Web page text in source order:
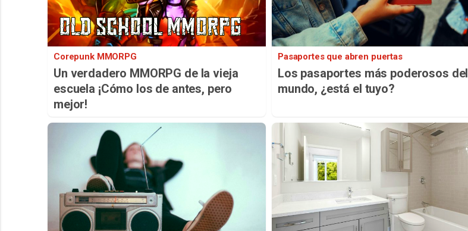
Corepunk MMORPG
Un verdadero MMORPG de la vieja
escuela ¡Cómo los de antes, pero
mejor!
Pasaportes que abren puertas
Los pasaportes más poderosos del
mundo, ¿está el tuyo?